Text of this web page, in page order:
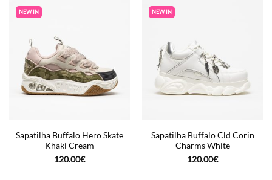
NEW IN
Sapatilha Buffalo Hero Skate
Khaki Cream
120.00€
NEW IN
Sapatilha Buffalo Cld Corin
Charms White
120.00€